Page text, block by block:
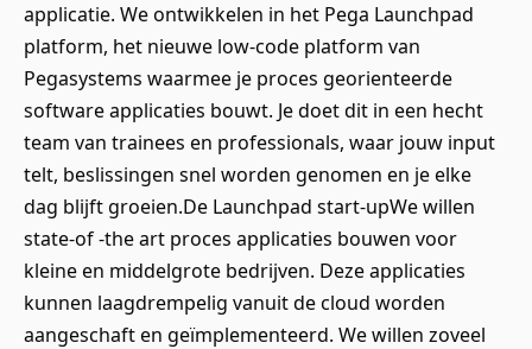
applicatie. We ontwikkelen in het Pega Launchpad
platform, het nieuwe low-code platform van
Pegasystems waarmee je proces georienteerde
software applicaties bouwt. Je doet dit in een hecht
team van trainees en professionals, waar jouw input
telt, beslissingen snel worden genomen en je elke
dag blijft groeien.De Launchpad start-upWe willen
state-of -the art proces applicaties bouwen voor
kleine en middelgrote bedrijven. Deze applicaties
kunnen laagdrempelig vanuit de cloud worden
aangeschaft en geïmplementeerd. We willen zoveel